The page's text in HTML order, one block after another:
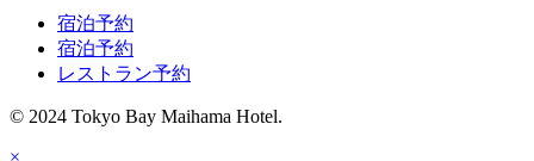
宿泊予約
宿泊予約
レストラン予約
© 2024 Tokyo Bay Maihama Hotel.
×